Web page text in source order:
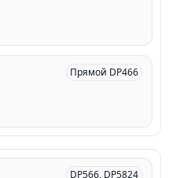
Прямой DP466
DP566, DP5824